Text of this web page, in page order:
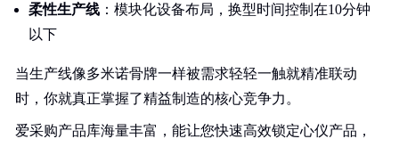
柔性生产线 ：模块化设备布局，换型时间控制在10分钟
以下
当生产线像多米诺骨牌一样被需求轻轻一触就精准联动
时，你就真正掌握了精益制造的核心竞争力。
爱采购产品库海量丰富，能让您快速高效锁定心仪产品，